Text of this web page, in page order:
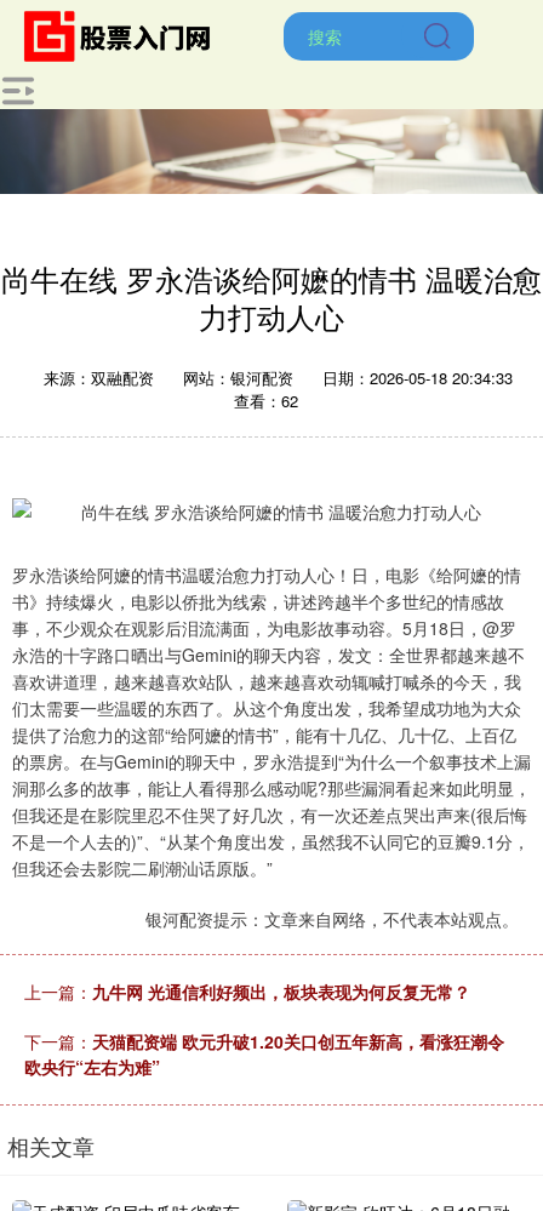
尚牛在线 罗永浩谈给阿嬷的情书 温暖治愈
力打动人心
来源：双融配资 网站：银河配资
日期：2026-05-18 20:34:33
查看：62
罗永浩谈给阿嬷的情书温暖治愈力打动人心！日，电影《给阿嬷的情
书》持续爆火，电影以侨批为线索，讲述跨越半个多世纪的情感故
事，不少观众在观影后泪流满面，为电影故事动容。5月18日，@罗
永浩的十字路口晒出与Gemini的聊天内容，发文：全世界都越来越不
喜欢讲道理，越来越喜欢站队，越来越喜欢动辄喊打喊杀的今天，我
们太需要一些温暖的东西了。从这个角度出发，我希望成功地为大众
提供了治愈力的这部“给阿嬷的情书”，能有十几亿、几十亿、上百亿
的票房。在与Gemini的聊天中，罗永浩提到“为什么一个叙事技术上漏
洞那么多的故事，能让人看得那么感动呢?那些漏洞看起来如此明显，
但我还是在影院里忍不住哭了好几次，有一次还差点哭出声来(很后悔
不是一个人去的)”、“从某个角度出发，虽然我不认同它的豆瓣9.1分，
但我还会去影院二刷潮汕话原版。”
银河配资提示：文章来自网络，不代表本站观点。
上一篇： 九牛网 光通信利好频出，板块表现为何反复无常？
下一篇： 天猫配资端 欧元升破1.20关口创五年新高，看涨狂潮令
欧央行“左右为难”
相关文章